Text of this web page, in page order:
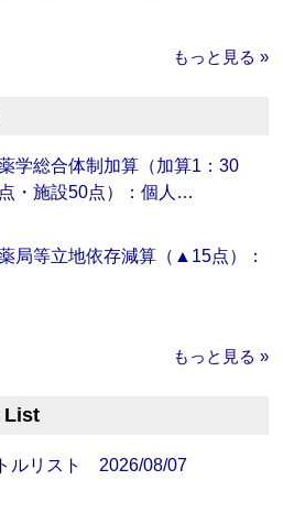
もっと見る »
学総合体制加算（加算1：30
・施設50点）：個人…
局等立地依存減算（▲15点）：
もっと見る »
List
ルリスト 2026/08/07